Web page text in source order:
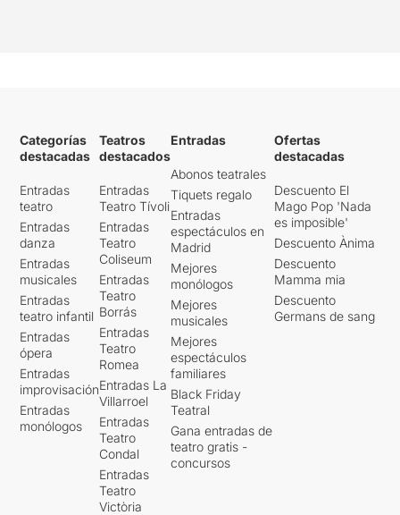
Categorías
destacadas
Entradas
teatro
Entradas
danza
Entradas
musicales
Entradas
teatro infantil
Entradas
ópera
Entradas
improvisación
Entradas
monólogos
Teatros
destacados
Entradas
Teatro Tívoli
Entradas
Teatro
Coliseum
Entradas
Teatro
Borrás
Entradas
Teatro
Romea
Entradas La
Villarroel
Entradas
Teatro
Condal
Entradas
Teatro
Victòria
Entradas
Abonos teatrales
Tiquets regalo
Entradas
espectáculos en
Madrid
Mejores
monólogos
Mejores
musicales
Mejores
espectáculos
familiares
Black Friday
Teatral
Gana entradas de
teatro gratis -
concursos
Ofertas
destacadas
Descuento El
Mago Pop 'Nada
es imposible'
Descuento Ànima
Descuento
Mamma mia
Descuento
Germans de sang